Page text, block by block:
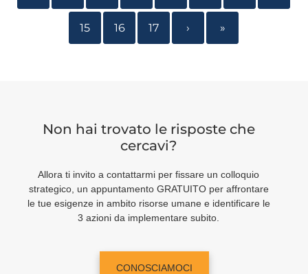
15 16 17 › »
Non hai trovato le risposte che
cercavi?
Allora ti invito a contattarmi per fissare un colloquio
strategico, un appuntamento GRATUITO per affrontare
le tue esigenze in ambito risorse umane e identificare le
3 azioni da implementare subito.
CONOSCIAMOCI